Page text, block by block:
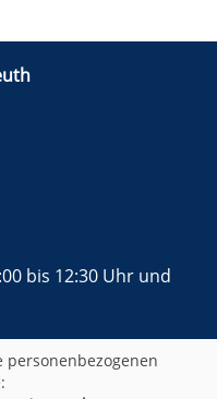
bis 12:30 Uhr und
Facebook